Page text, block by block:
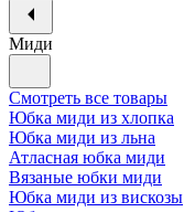
Миди
Смотреть все товары
Юбка миди из хлопка
Юбка миди из льна
Атласная юбка миди
Вязаные юбки миди
Юбка миди из вискозы